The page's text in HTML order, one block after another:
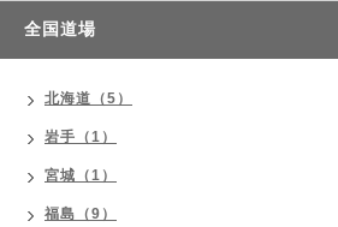
全国道場
北海道（5）
岩手（1）
宮城（1）
福島（9）